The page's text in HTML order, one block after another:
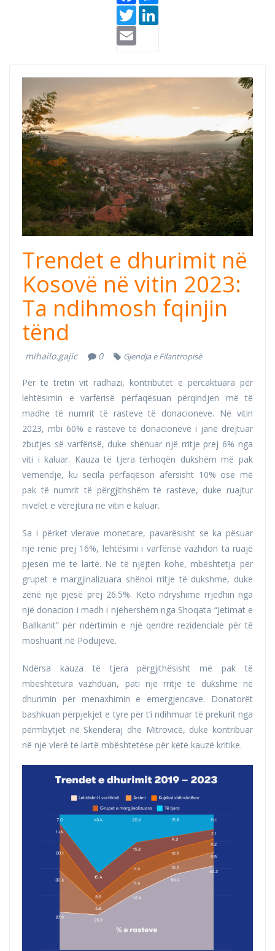
Twitter
Blog Thumb
Kosovo
Dhuron.png
Trendet e dhurimit në
Kosovë në vitin 2023:
Ta ndihmosh fqinjin
tënd
mihailo.gajic 0 Gjendja e Filantropisë
Për të tretin vit radhazi, kontributet e përcaktuara për
lehtësimin e varfërisë përfaqësuan përqindjen më të
madhe të numrit të rasteve të donacioneve. Në vitin
2023, mbi 60% e rasteve të donacioneve i janë drejtuar
zbutjes së varfërisë, duke shënuar një rritje prej 6% nga
viti i kaluar. Kauza të tjera tërhoqën dukshëm më pak
vëmendje, ku secila përfaqëson afërsisht 10% ose më
pak të numrit të përgjithshëm të rasteve, duke ruajtur
nivelet e vërejtura në vitin e kaluar.
Sa i përket vlerave monetare, pavarësisht se ka pësuar
një rënie prej 16%, lehtësimi i varfërisë vazhdon ta ruajë
pjesën më të lartë. Në të njëjtën kohë, mbështetja për
grupet e margjinalizuara shënoi rritje të dukshme, duke
zënë një pjesë prej 26.5%. Këto ndryshime rrjedhin nga
një donacion i madh i njëhershëm nga Shoqata “Jetimat e
Ballkanit” për ndërtimin e një qendre rezidenciale për të
moshuarit në Podujevë.
Ndërsa kauza të tjera përgjithësisht më pak të
mbështetura vazhduan, pati një rritje të dukshme në
dhurimin për menaxhimin e emergjencave. Donatorët
bashkuan përpjekjet e tyre për t’i ndihmuar të prekurit nga
përmbytjet në Skenderaj dhe Mitrovicë, duke kontribuar
në një vlerë të lartë mbështetëse për këtë kauzë kritike.